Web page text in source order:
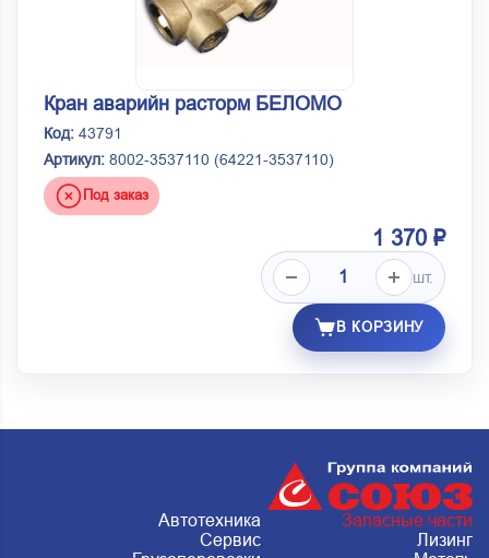
Кран аварийн расторм БЕЛОМО
Код: 43791
Артикул: 8002-3537110 (64221-3537110)
Под заказ
1 370 ₽
шт.
В КОРЗИНУ
Автотехника
Запасные части
Сервис
Лизинг